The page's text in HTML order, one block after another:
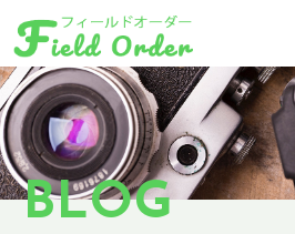
-MENU-
撮影メニュー
-BUSINESS MENU-
法人様向けメニュー
BLOG